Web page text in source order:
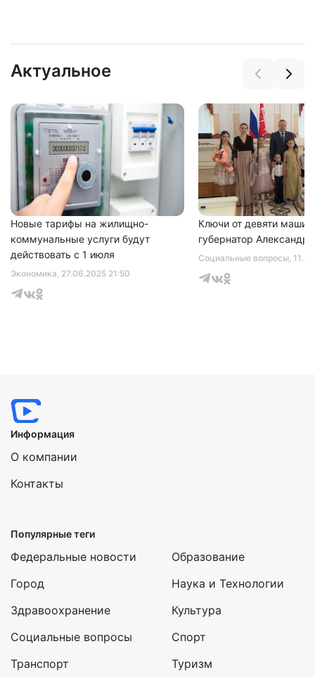
Актуальное
Экономика, 27.06.2025 21:50
Новые тарифы на жилищно-
коммунальные услуги будут
действовать с 1 июля
Социальные вопросы,
Ключи от девяти машин
губернатор Александр
соглашаетесь с
политикой конфиденциальности
Информация
О компании
Контакты
Популярные теги
Федеральные новости
Город
Здравоохранение
Социальные вопросы
Транспорт
Образование
Наука и Технологии
Культура
Спорт
Туризм